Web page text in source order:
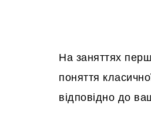
На заняттях
поняття
відповідно до